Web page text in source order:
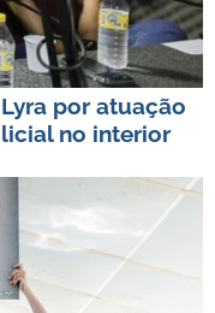
por atuação
no interior